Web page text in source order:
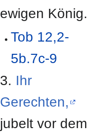
ewigen König.
Tob 12,2-
5b.7c-9
3. Ihr
Gerechten,
jubelt vor dem